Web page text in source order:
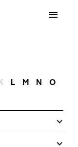
L M N O